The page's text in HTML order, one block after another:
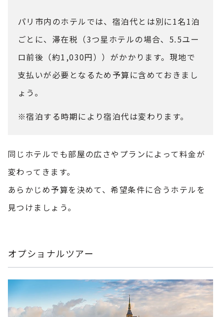
パリ市内のホテルでは、宿泊代とは別に1名1泊
ごとに、滞在税（3つ星ホテルの場合、5.5ユー
ロ前後（約1,030円））がかかります。現地で
支払いが必要となるため予算に含めておきまし
ょう。
※宿泊する時期により宿泊代は変わります。
同じホテルでも部屋の広さやプランによって料金が
変わってきます。
あらかじめ予算を決めて、希望条件に合うホテルを
見つけましょう。
オプショナルツアー